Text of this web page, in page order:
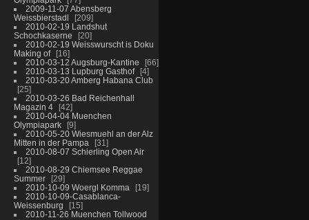
2009-11-07 Abensberg
Weissbierstadl
209
2010-02-19 Landshut
Schochkaserne
20
2010-02-19 Weisswurscht is Doku
Making of
16
2010-03-12 Augsburg-Kantine
66
2010-03-13 Lupburg Gasthof
4
2010-03-20 Amberg Habana Club
25
2010-03-26 Bad Reichenhall
Magazin 4
42
2010-04-04 Muenchen
Olympiapark
9
2010-05-20 Wiesmuehl an der Alz
Mitten in der Pampa
31
2010-08-07 Schierling Open Air
12
2010-08-29 Chiemsee Reggae
Summer
29
2010-10-09 Woergl Komma
19
2010-10-09-Casablanca-
Weissenburg
15
2010-11-26 Muenchen Tollwood